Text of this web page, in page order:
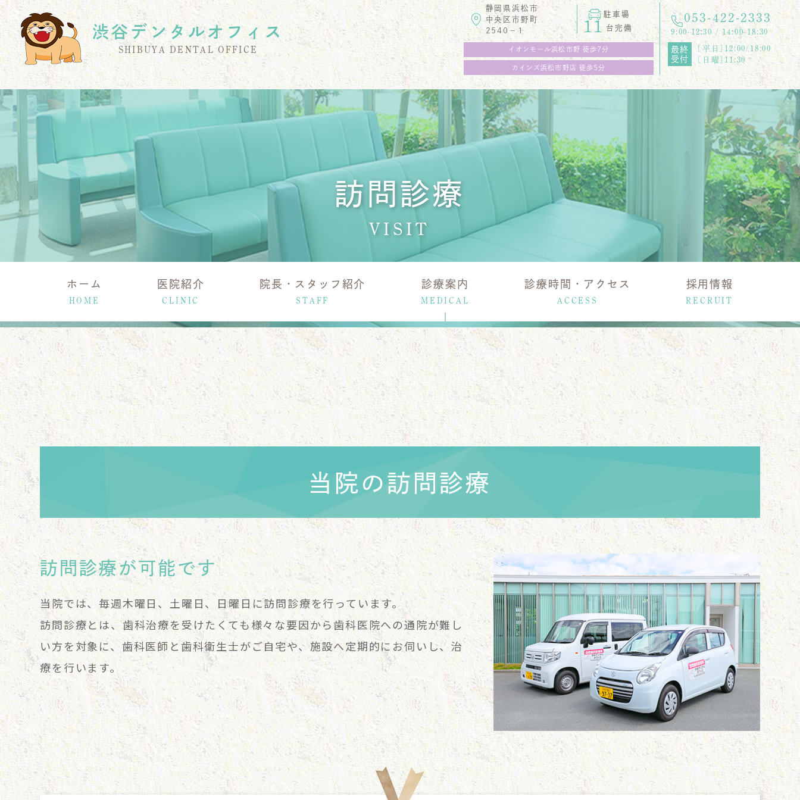
渋谷デンタルオフィス
SHIBUYA DENTAL OFFICE
静岡県浜松市
中央区市野町
2540−1
駐車場
11 台完備
イオンモール浜松市野 徒歩7分
カインズ浜松市野店 徒歩5分
053-422-2333
9:00-12:30 / 14:00-18:30
最終
受付
[平日]12:00/18:00
[日曜]11:30
訪問診療
VISIT
ホーム
HOME
医院紹介
CLINIC
院長・スタッフ紹介
STAFF
診療案内
MEDICAL
診療時間・アクセス
ACCESS
採用情報
RECRUIT
当院の訪問診療
訪問診療が可能です
当院では、毎週木曜日、土曜日、日曜日に訪問診療を行っています。
訪問診療とは、歯科治療を受けたくても様々な要因から歯科医院への通院が難し
い方を対象に、歯科医師と歯科衛生士がご自宅や、施設へ定期的にお伺いし、治
療を行います。